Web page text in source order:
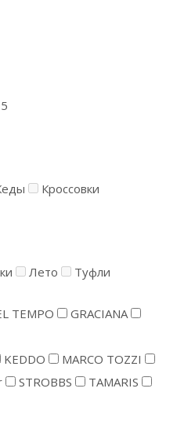
Кроссовки
Лето
Туфли
TEMPO
GRACIANA
KEDDO
MARCO TOZZI
STROBBS
TAMARIS